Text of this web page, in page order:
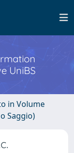
UniBS
in Volume
Saggio)